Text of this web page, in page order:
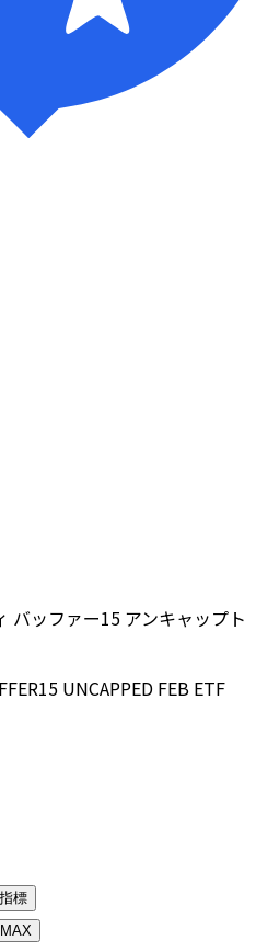
バッファー15 アンキャップト
UNCAPPED FEB ETF
標
MAX